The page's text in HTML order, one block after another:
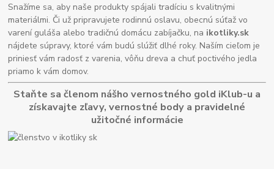
Snažíme sa, aby naše produkty spájali tradíciu s kvalitnými
materiálmi. Či už pripravujete rodinnú oslavu, obecnú súťaž vo
varení guláša alebo tradičnú domácu zabíjačku, na ikotliky.sk
nájdete súpravy, ktoré vám budú slúžiť dlhé roky. Naším cieľom je
priniesť vám radosť z varenia, vôňu dreva a chuť poctivého jedla
priamo k vám domov.
Staňte sa členom nášho vernostného gold iKlub-u a
získavajte zľavy, vernostné body a pravidelné
užitočné informácie